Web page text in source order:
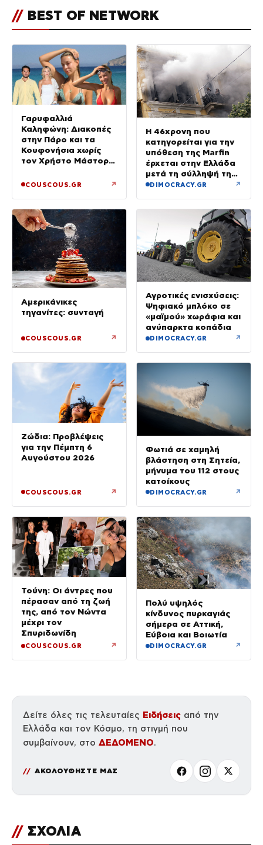
// BEST OF NETWORK
Γαρυφαλλιά
Καληφώνη: Διακοπές
στην Πάρο και τα
Κουφονήσια χωρίς
τον Χρήστο Μάστορα
COUSCOUS.GR ↗
Η 46χρονη που
κατηγορείται για την
υπόθεση της Marfin
έρχεται στην Ελλάδα
μετά τη σύλληψή της
στο Λονδίνο
DIMOCRACY.GR ↗
Αμερικάνικες
τηγανίτες: συνταγή
COUSCOUS.GR ↗
Αγροτικές ενισχύσεις:
Ψηφιακό μπλόκο σε
«μαϊμού» χωράφια και
ανύπαρκτα κοπάδια
DIMOCRACY.GR ↗
Ζώδια: Προβλέψεις
για την Πέμπτη 6
Αυγούστου 2026
COUSCOUS.GR ↗
Φωτιά σε χαμηλή
βλάστηση στη Σητεία,
μήνυμα του 112 στους
κατοίκους
DIMOCRACY.GR ↗
Τούνη: Οι άντρες που
πέρασαν από τη ζωή
της, από τον Νώντα
μέχρι τον
Σπυριδωνίδη
COUSCOUS.GR ↗
Πολύ υψηλός
κίνδυνος πυρκαγιάς
σήμερα σε Αττική,
Εύβοια και Βοιωτία
DIMOCRACY.GR ↗
Δείτε όλες τις τελευταίες Ειδήσεις από την
Ελλάδα και τον Κόσμο, τη στιγμή που
συμβαίνουν, στο ΔΕΔΟΜΕΝΟ.
ΑΚΟΛΟΥΘΗΣΤΕ ΜΑΣ
// ΣΧΟΛΙΑ